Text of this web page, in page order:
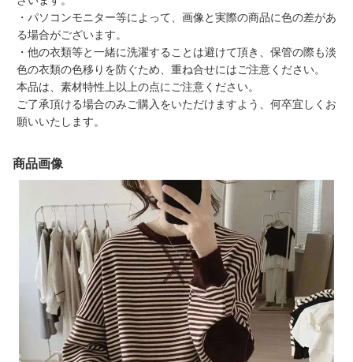
・パソコンモニター等によって、画像と実際の商品に色の差があ
る場合がございます。
・他の衣類等と一緒に洗濯することは避けて頂き、保管の際も淡
色の衣類の色移りを防ぐため、重ね合せにはご注意ください。
本品は、素材特性上以上の点にご注意ください。
ご了承頂ける場合のみご購入をいただけますよう、何卒宜しくお
願いいたします。
商品画像